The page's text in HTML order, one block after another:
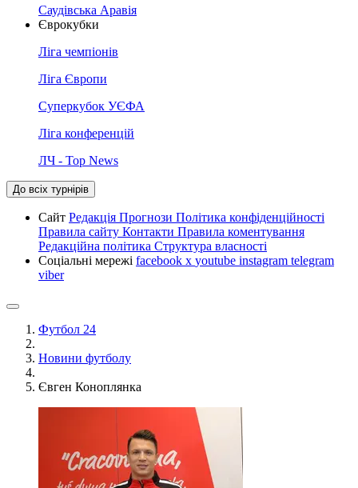
Саудівська Аравія
Єврокубки
Ліга чемпіонів
Ліга Європи
Суперкубок УЄФА
Ліга конференцій
ЛЧ - Top News
До всіх турнірів
Сайт Редакція Прогнози Політика конфіденційності
Правила сайту Контакти Правила коментування
Редакційна політика Структура власності
Соціальні мережі facebook x youtube instagram telegram
viber
Футбол 24
Новини футболу
Євген Коноплянка